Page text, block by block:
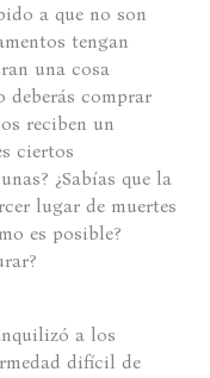
a que no son
tengan
una cosa
deberás comprar
reciben un
ciertos
¿Sabías que la
lugar de muertes
es posible?
a los
difícil de